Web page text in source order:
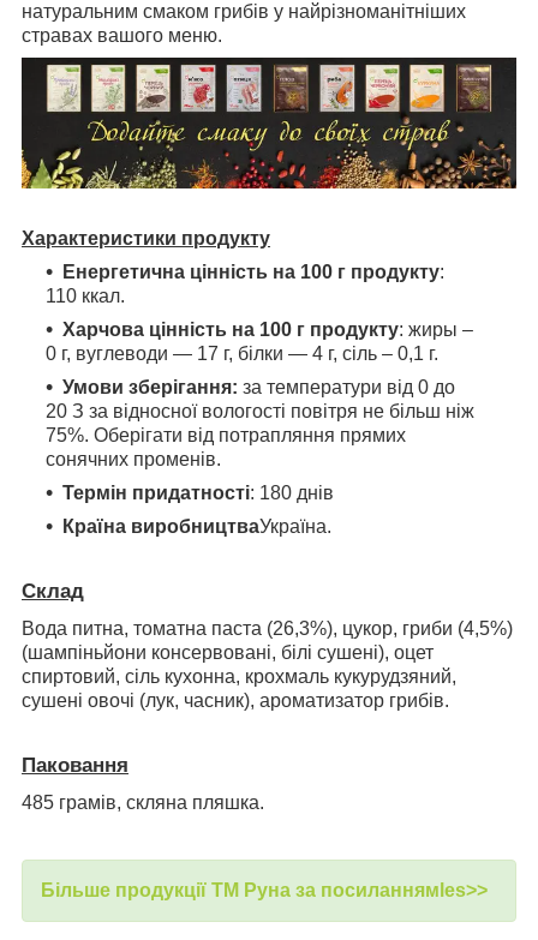
натуральним смаком грибів у найрізноманітніших
стравах вашого меню.
Характеристики продукту
Енергетична цінність на 100 г продукту:
110 ккал.
Харчова цінність на 100 г продукту: жиры –
0 г, вуглеводи — 17 г, білки — 4 г, сіль – 0,1 г.
Умови зберігання: за температури від 0 до
20 З за відносної вологості повітря не більш ніж
75%. Оберігати від потрапляння прямих
сонячних променів.
Термін придатності: 180 днів
Країна виробництваУкраїна.
Склад
Вода питна, томатна паста (26,3%), цукор, гриби (4,5%)
(шампіньйони консервовані, білі сушені), оцет
спиртовий, сіль кухонна, крохмаль кукурудзяний,
сушені овочі (лук, часник), ароматизатор грибів.
Паковання
485 грамів, скляна пляшка.
Більше продукції ТМ Руна за посиланнямles>>